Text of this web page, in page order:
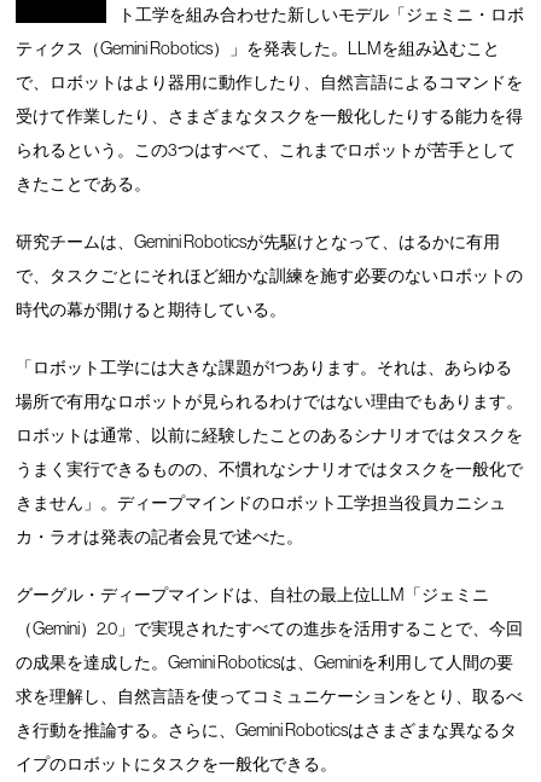
ト工学を組み合わせた新しいモデル「ジェミニ・ロボ
ティクス（Gemini Robotics）」を発表した。LLMを組み込むこと
で、ロボットはより器用に動作したり、自然言語によるコマンドを
受けて作業したり、さまざまなタスクを一般化したりする能力を得
られるという。この3つはすべて、これまでロボットが苦手として
きたことである。
研究チームは、Gemini Roboticsが先駆けとなって、はるかに有用
で、タスクごとにそれほど細かな訓練を施す必要のないロボットの
時代の幕が開けると期待している。
「ロボット工学には大きな課題が1つあります。それは、あらゆる
場所で有用なロボットが見られるわけではない理由でもあります。
ロボットは通常、以前に経験したことのあるシナリオではタスクを
うまく実行できるものの、不慣れなシナリオではタスクを一般化で
きません」。ディープマインドのロボット工学担当役員カニシュ
カ・ラオは発表の記者会見で述べた。
グーグル・ディープマインドは、自社の最上位LLM「ジェミニ
（Gemini）2.0」で実現されたすべての進歩を活用することで、今回
の成果を達成した。Gemini Roboticsは、Geminiを利用して人間の要
求を理解し、自然言語を使ってコミュニケーションをとり、取るべ
き行動を推論する。さらに、Gemini Roboticsはさまざまな異なるタ
イプのロボットにタスクを一般化できる。